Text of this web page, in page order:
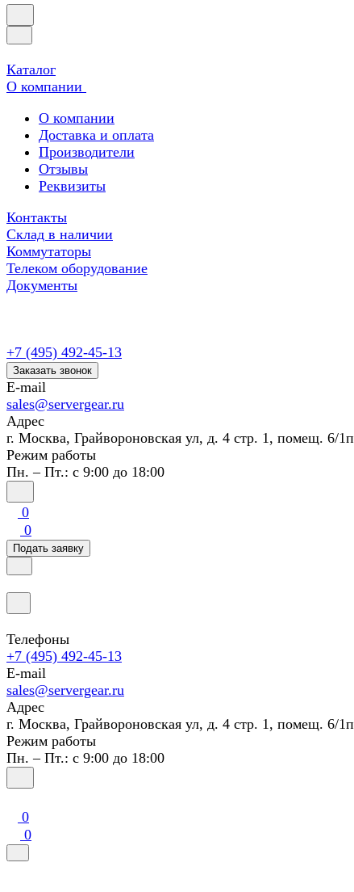
Каталог
О компании
О компании
Доставка и оплата
Производители
Отзывы
Реквизиты
Контакты
Склад в наличии
Коммутаторы
Телеком оборудование
Документы
+7 (495) 492-45-13
Заказать звонок
E-mail
sales@servergear.ru
Адрес
г. Москва, Грайвороновская ул, д. 4 стр. 1, помещ. 6/1п
Режим работы
Пн. – Пт.: с 9:00 до 18:00
0
0
Подать заявку
Телефоны
+7 (495) 492-45-13
E-mail
sales@servergear.ru
Адрес
г. Москва, Грайвороновская ул, д. 4 стр. 1, помещ. 6/1п
Режим работы
Пн. – Пт.: с 9:00 до 18:00
0
0